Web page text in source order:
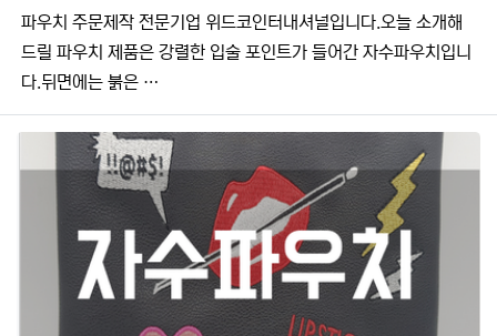
​​파우치 주문제작 전문기업 위드코인터내셔널입니다.​​오늘 소개해
드릴 파우치 제품은 강렬한 입술 포인트가 들어간 자수파우치입니
다.뒤면에는 붉은 …